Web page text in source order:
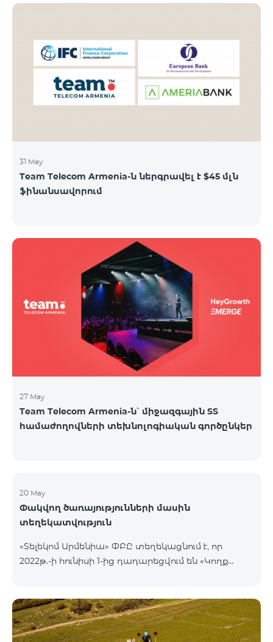
31 May
Team Telecom Armenia-ն ներգրավել է $45 մլն
ֆինանսավորում
27 May
Team Telecom Armenia-ն՝ միջազգային ՏՏ
համաժողովների տեխնոլոգիական գործընկեր
20 May
Փակվող ծառայությունների մասին
տեղեկատվություն
«Տելեկոմ Արմենիա» ՓԲԸ տեղեկացնում է, որ
2022թ.-ի հունիսի 1-ից դադարեցվում են «Կողք
ծառայությունների նոր միացումները և ավտոմատ
երկարացման հնարավորությունը: Ինչպես նաև
դադարեցվում է «Սիրելի համարներ»